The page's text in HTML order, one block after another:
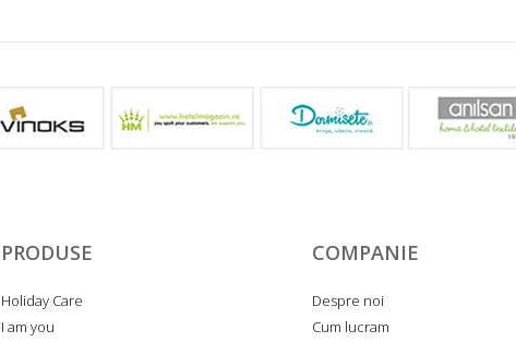
PRODUSE
Holiday Care
I am you
COMPANIE
Despre noi
Cum lucram